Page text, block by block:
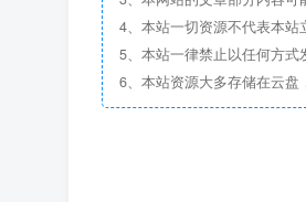
4、本站一切资源不代表本站
5、本站一律禁止以任何方
6、本站资源大多存储在云盘